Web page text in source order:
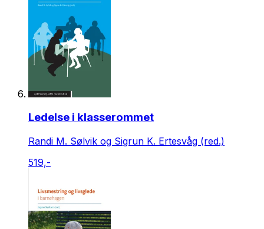
Ledelse i klasserommet
Randi M. Sølvik og Sigrun K. Ertesvåg (red.)
519,-